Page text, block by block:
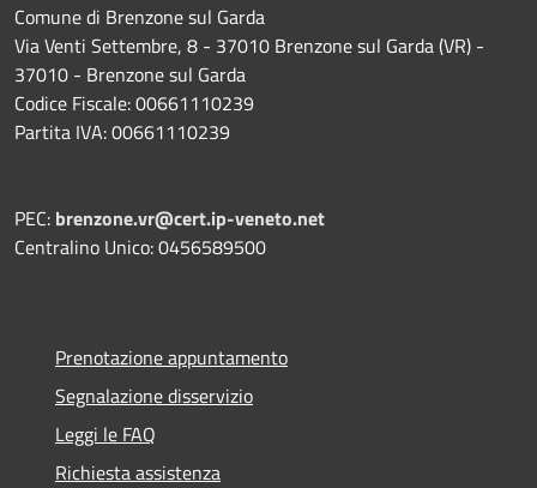
Comune di Brenzone sul Garda
Via Venti Settembre, 8 - 37010 Brenzone sul Garda (VR) -
37010 - Brenzone sul Garda
Codice Fiscale: 00661110239
Partita IVA: 00661110239
PEC: brenzone.vr@cert.ip-veneto.net
Centralino Unico: 0456589500
Prenotazione appuntamento
Segnalazione disservizio
Leggi le FAQ
Richiesta assistenza